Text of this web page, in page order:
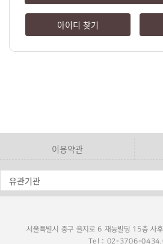
아이디 찾기
이용약관
서울특별시 중구 을지로 6 재능빌딩 15층 사
Tel : 02-3706-